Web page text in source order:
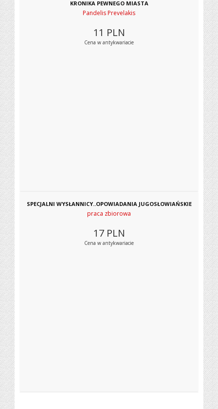
KRONIKA PEWNEGO MIASTA
Pandelis Prevelakis
11 PLN
Cena w antykwariacie
SPECJALNI WYSŁANNICY..OPOWIADANIA JUGOSŁOWIAŃSKIE
praca zbiorowa
17 PLN
Cena w antykwariacie